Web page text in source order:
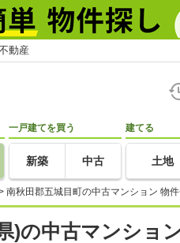
動産
一戸建てを買う
新築 中古
建てる
土地
南秋田郡五城目町の中古マンション 物
)の中古マンショ